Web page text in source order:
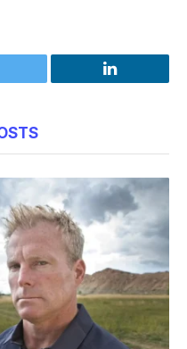
LinkedIn